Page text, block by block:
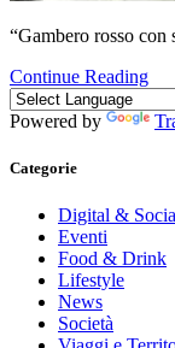
“Gambero rosso
Continue Reading
Powered by
Categorie
Digital &
Eventi
Food & Drink
Lifestyle
News
Società